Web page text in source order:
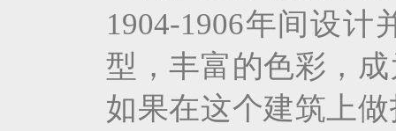
1904-1906年间设
型，丰富的色彩，
如果在这个建筑上